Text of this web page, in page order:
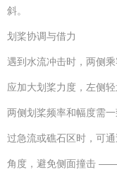
斜。
划桨协调与借力
遇到水流冲击时，两侧
应加大划桨力度，左侧
两侧划桨频率和幅度需一
过急流或礁石区时，可
角度，避免侧面撞击 ——